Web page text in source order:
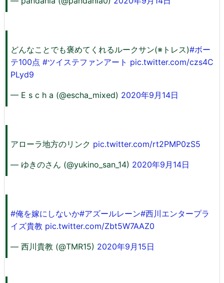
どんなことでも褒めてくれるルークサン(※トレス)#ボー
テ100点 #ツイステファンアート pic.twitter.com/czs4C
PLyd9
— E s c h a (@escha_mixed) 2020年9月14日
アローラ地方のリンク pic.twitter.com/rt2PMP0zS5
— ゆきのさん (@yukino_san_14) 2020年9月14日
#俺を嫁にしないか#アズールレーン#西川エンタープラ
イズ貴教 pic.twitter.com/Zbt5W7AAZ0
— 西川貴教 (@TMR15) 2020年9月15日